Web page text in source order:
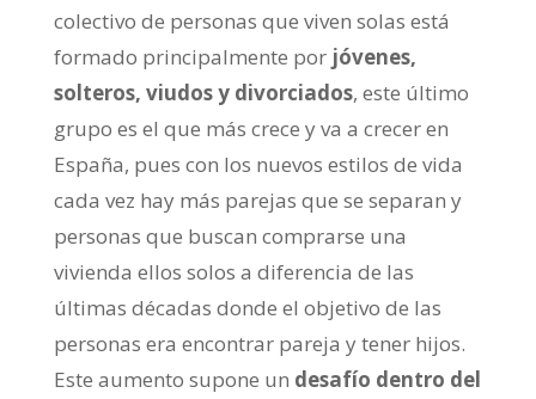
colectivo de personas que viven solas está
formado principalmente por jóvenes,
solteros, viudos y divorciados, este último
grupo es el que más crece y va a crecer en
España, pues con los nuevos estilos de vida
cada vez hay más parejas que se separan y
personas que buscan comprarse una
vivienda ellos solos a diferencia de las
últimas décadas donde el objetivo de las
personas era encontrar pareja y tener hijos.
Este aumento supone un desafío dentro del